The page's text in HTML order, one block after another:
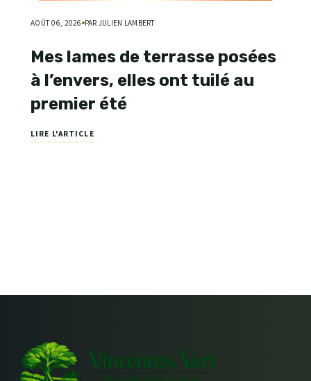
AOÛT 06, 2026 PAR JULIEN LAMBERT
Mes lames de terrasse posées
à l’envers, elles ont tuilé au
premier été
LIRE L'ARTICLE